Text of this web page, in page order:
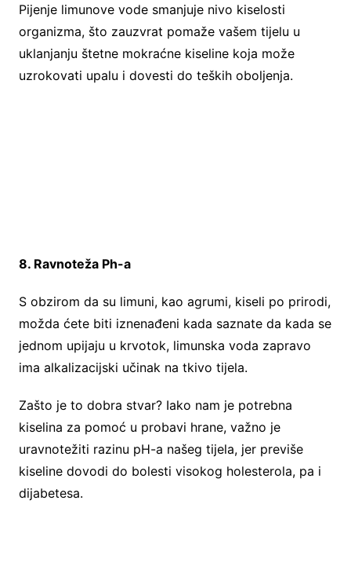
Pijenje limunove vode smanjuje nivo kiselosti
organizma, što zauzvrat pomaže vašem tijelu u
uklanjanju štetne mokraćne kiseline koja može
uzrokovati upalu i dovesti do teških oboljenja.
8. Ravnoteža Ph-a
S obzirom da su limuni, kao agrumi, kiseli po prirodi,
možda ćete biti iznenađeni kada saznate da kada se
jednom upijaju u krvotok, limunska voda zapravo
ima alkalizacijski učinak na tkivo tijela.
Zašto je to dobra stvar? Iako nam je potrebna
kiselina za pomoć u probavi hrane, važno je
uravnotežiti razinu pH-a našeg tijela, jer previše
kiseline dovodi do bolesti visokog holesterola, pa i
dijabetesa.